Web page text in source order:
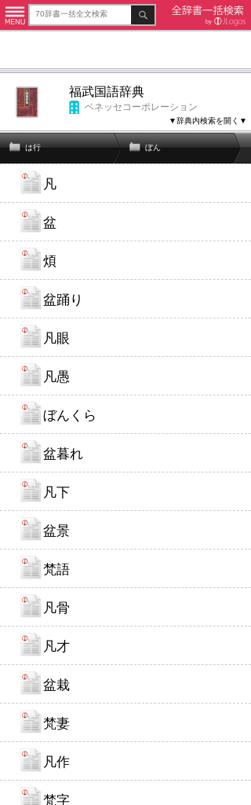
福武国語辞典
ベネッセコーポレーション
▼辞典内検索を開く▼
は行 ぼん
凡
盆
煩
盆踊り
凡眼
凡愚
ぼんくら
盆暮れ
凡下
盆景
梵語
凡骨
凡才
盆栽
梵妻
凡作
梵字